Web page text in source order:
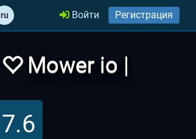
ru Войти Регистрация
Mower io |
Газонокосилка
7.6